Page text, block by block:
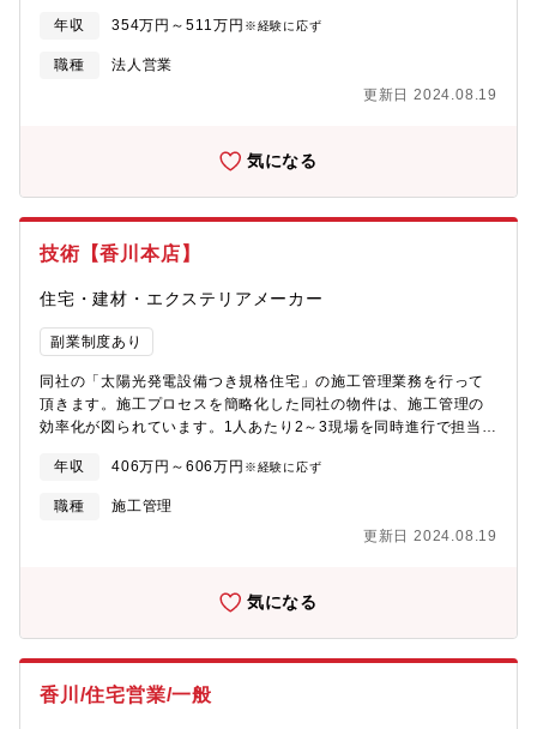
確で、自分のペースで学習することができます。これらの仕組み
ループのHP:https://green-energy.co.jp/【役職】課？候補
な方に向いています!】住宅販売への情熱と、お客様に貢献したい
という強い思いをお持ちの方、押し売りではなく丁寧な顧客接点
が取れる方に向いています。具体的には、・《100%反響営業》広
告・HP等から反響のあったお客様の店舗への誘致・新築戸建て(土
年収 354万円～511万円 ※経験に応ず
職種
法人営業
更新日 2024.08.19
気になる
技術【香川本店】
住宅・建材・エクステリアメーカー
副業制度あり
同社の「太陽光発電設備つき規格住宅」の施工管理業務を行って
頂きます。施工プロセスを簡略化した同社の物件は、施工管理の
効率化が図られています。1人あたり2～3現場を同時進行で担当し
り、発生先協力業者様にとっては年間の請負棟数が増えるので、
年間受注額が増え、結果として住宅購入のお客様にも良い商品を
安く提供できる三方良しの仕組みが構築されています。具体的に
は、・新築建売住宅、規格型請負住宅を中心とした木造秀太くの
携 ・お客様対応(施工は外部協力会社にて委託しているため、業者
り・仕様・後期・施工基準が決まっているため、現場のマネジメ
ことができます。また、積算・発注・支払い・設計業務は完全に
年収 406万円～606万円 ※経験に応ず
職種
施工管理
更新日 2024.08.19
気になる
香川/住宅営業/一般